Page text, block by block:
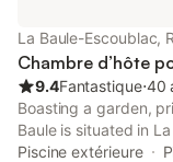
La Baule-Escoublac,
Chambre d’hôte
9.4Fantastique⋅40
Boasting a garden,
Baule is situated in
terrace, free private
Piscine extérieure